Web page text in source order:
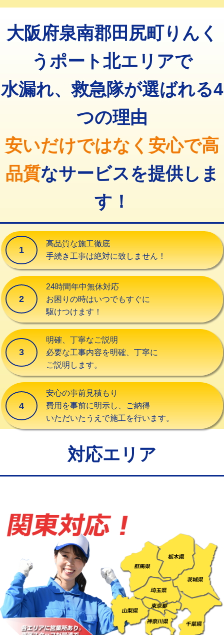
マス交換（深さ50㎝以上） 66,000円
コンクリート斫り（厚さ10㎝超え） 38,500円
モルタル補修（厚さ10㎝まで） 27,500円
16,500円
廃棄・処分 現場見積
トーラー機使用/3mまで 33,000円
追加トーラー機使用/3m超え +3,300円
桝清掃 8,800円
止水・漏水調査・防水処理・清掃・修
11,000円
止水・漏水調査・防水処理・清掃・修
22,000円
止水・漏水調査・防水処理・清掃・修
理・調整・分解・加工など（重作業）
33,000円
その他部品の脱着 8,800円～
交換・取付(単水栓（壁付・デッキ
式）)
13,200円+材料費
交換・取付(混合水栓（壁付・デッキ
式・ワンホール）)
16,500円+材料費
交換・取付(排水栓・排水トラップ
（P/S/ポップアップ））
交換・取付（その他部品）
持込商品取付（単水栓）
持込商品取付（混合水栓） 16,500円
持込商品取付（浄水器・分岐水栓） 16,500円
給水管工事※（ホール加工)
給水管工事※（バンド止め) 3,300円
給水管工事※（保温材使用（バンド止
5,500円
給水管工事※（塩ビ管（VP・HI）使
用/3ｍまで)
給水管工事※（塩ビ管（VP・HI）使
用（追加）/3ｍ超え)
+8,800円
給水管工事※（ライニング鋼管・銅
管・ポリ管・HT管使用/3ｍまで)
44,000円
給水管工事※（ライニング鋼管・銅
管・ポリ管・HT管使用/3ｍ超え)
+8,800円
大阪府泉南郡田尻町りんく
うポート北エリアで
水漏れ、救急隊が選ばれる4
つの理由
安いだけではなく安心で高
品質なサービスを提供しま
す！
1
高品質な施工徹底
手続き工事は絶対に致しません！
2
24時間年中無休対応
お困りの時はいつでもすぐに
駆けつけます！
3
明確、丁寧なご説明
必要な工事内容を明確、丁寧に
ご説明します。
4
安心の事前見積もり
費用を事前に明示し、ご納得
いただいたうえで施工を行います。
対応エリア